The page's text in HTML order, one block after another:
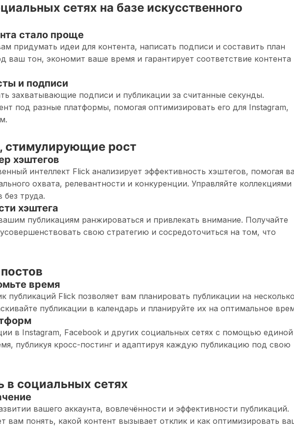
сетях на базе искусственного
стало проще
придумать идеи для контента, написать подписи и составить план
ваш тон, экономит ваше время и гарантирует соответствие контента
и подписи
захватывающие подписи и публикации за считанные секунды.
под разные платформы, помогая оптимизировать его для Instagram,
стимулирующие рост
хэштегов
интеллект Flick анализирует эффективность хэштегов, помогая
охвата, релевантности и конкуренции. Управляйте коллекциями
без труда.
хэштега
публикациям ранжироваться и привлекать внимание. Получайте
свою стратегию и сосредоточиться на том, что
время
Flick позволяет вам планировать публикации на несколько
публикации в календарь и планируйте их на оптимальное
в Instagram, Facebook и других социальных сетях с помощью единой
публикуя кросс-постинг и адаптируя каждую публикацию под свою
в социальных сетях
вашего аккаунта, вовлечённости и эффективности публикаций.
вам понять, какой контент вызывает отклик и как оптимизировать